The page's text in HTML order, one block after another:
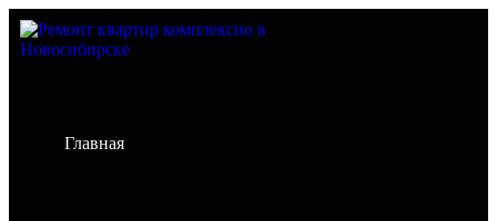
Главная